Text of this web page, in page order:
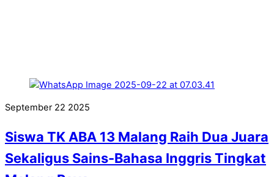
September 22 2025
Siswa TK ABA 13 Malang Raih Dua Juara
Sekaligus Sains-Bahasa Inggris Tingkat